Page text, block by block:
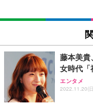
SIHOO
ュチェア
￥27,999
Sezlife オ
ワーク チ
能 人間工
EIZO ビジ
￥109,572
【純正品
フック付き
Amazonベ
x2袋(84枚
￥3,234
ネオ・ル
り 単品
藤本美貴
女時代「
エンタメ
2022.11.20(